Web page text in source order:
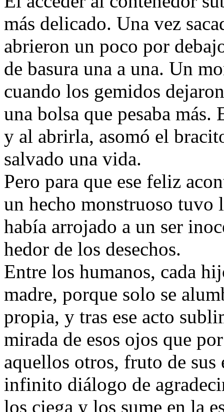
más delicado. Una vez
abrieron un poco por
de basura una a una. Un
cuando los gemidos
una bolsa que pesaba
y al abrirla, asomó el
salvado una vida.
Pero para que ese feliz
un hecho monstruoso tuvo
había arrojado a un ser
hedor de los desechos.
Entre los humanos, cada
madre, porque solo se
propia, y tras ese acto
mirada de esos ojos que
aquellos otros, fruto de sus
infinito diálogo de
los ciega y los sume en la